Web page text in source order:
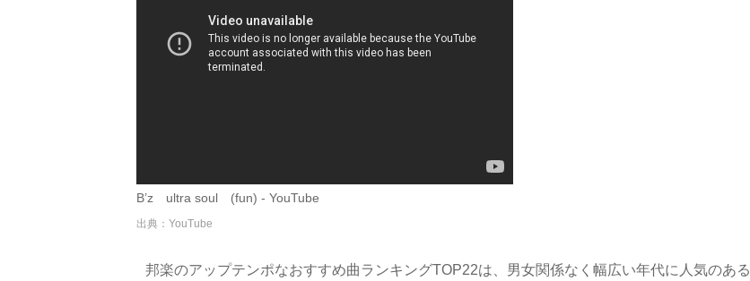
B’z ultra soul (fun) - YouTube
出典：YouTube
邦楽のアップテンポなおすすめ曲ランキングTOP22は、男女関係なく幅広い年代に人気のある